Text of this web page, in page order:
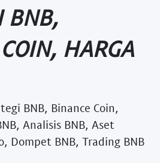
BNB,
HARGA
BNB, Binance Coin,
Analisis BNB, Aset
Dompet BNB, Trading BNB